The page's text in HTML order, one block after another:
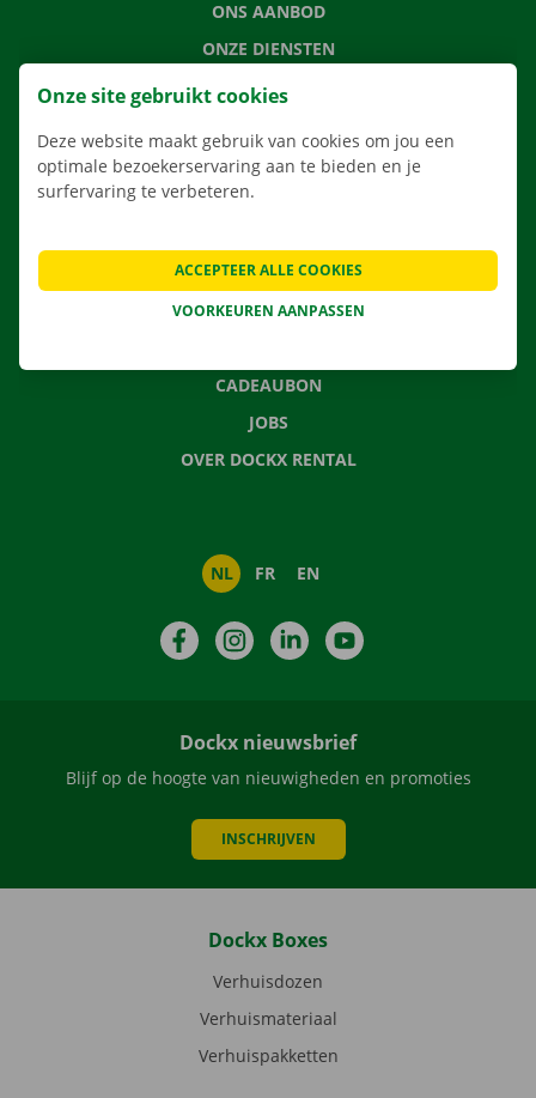
ONS AANBOD
ONZE DIENSTEN
LOCATIES
VERHUISOPLOSSINGEN
CONTACTEER ONS
VEELGESTELDE VRAGEN
CADEAUBON
JOBS
OVER DOCKX RENTAL
NL FR EN
FacebookInstagramLinkedIn
Dockx nieuwsbrief
Blijf op de hoogte van nieuwigheden en promoties
INSCHRIJVEN
Dockx Boxes
Verhuisdozen
Verhuismateriaal
Verhuispakketten
Onze site gebruikt cookies
Deze website maakt gebruik van cookies om jou een
optimale bezoekerservaring aan te bieden en je
surfervaring te verbeteren.
VOORKEUREN AANPASSEN
ACCEPTEER ALLE COOKIES